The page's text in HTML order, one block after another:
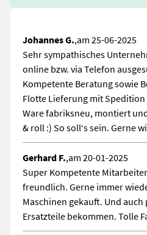
Johannes G.,am 25-06-2025
Sehr sympathisches
online bzw. via Telefon
Kompetente Beratung sowie
Flotte Lieferung mit Spedition
Ware fabriksneu, montiert
& roll :) So soll‘s sein. Gerne
Gerhard F.,am 20-01-2025
Super Kompetente
freundlich. Gerne immer
Maschinen gekauft. Und
Ersatzteile bekommen. Tolle